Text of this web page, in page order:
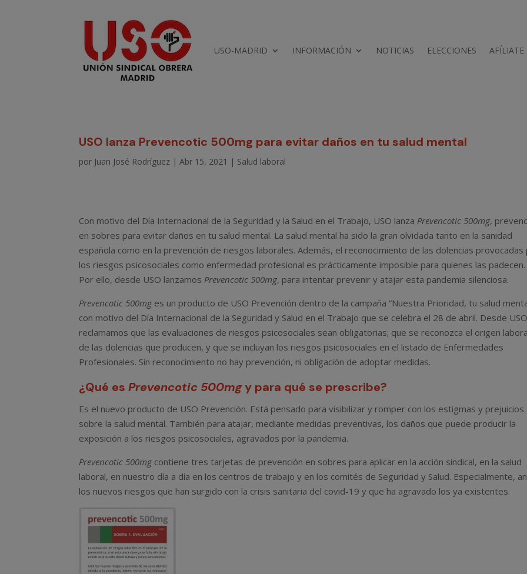
USO-MADRID INFORMACIÓN NOTICIAS ELECCIONES AFÍLIATE
USO lanza Prevencotic 500mg para evitar daños en tu salud mental
por Juan José Rodríguez |Abr 15, 2021 | Salud laboral
Con motivo del Día Internacional de la Seguridad y la Salud en el Trabajo, USO lanza Prevencotic 500mg,
en sobres para evitar daños en tu salud mental. La salud mental ha sido la gran olvidada tanto en la sanidad
española como en la prevención de riesgos laborales. Además, el reconocimiento de las dolencias provocadas
los riesgos psicosociales como enfermedad profesional es prácticamente imposible para quienes las padecen.
Por ello, desde USO lanzamos Prevencotic 500mg, para intentar prevenir y atajar esta pandemia silenciosa.
Prevencotic 500mg es un producto de USO Prevención dentro de la campaña “Nuestra Prioridad, tu salud
con motivo del Día Internacional de la Seguridad y Salud en el Trabajo que se celebra el 28 de abril. Desde
reclamamos que las evaluaciones de riesgos psicosociales sean obligatorias; que se reconozca el origen
de las dolencias que producen, y que se incluyan los riesgos psicosociales en el listado de Enfermedades
Profesionales. Sin reconocimiento no hay prevención, ni obligación de adoptar medidas.
¿Qué esPrevencotic 500mgy para qué se prescribe?
Es el nuevo producto de USO Prevención. Está pensado para visibilizar y romper con los estigmas y prejuicios
sobre la salud mental. También para atajar, mediante medidas preventivas, los daños que puede producir la
exposición a los riesgos psicosociales, agravados por la pandemia.
Prevencotic 500mg contiene tres tarjetas de prevención en sobres para aplicar en la acción sindical, en la salud
laboral, en nuestro día a día en los centros de trabajo y en los comités de Seguridad y Salud. Especialmente,
los nuevos riesgos que han surgido con la crisis sanitaria del covid-19 y que ha agravado los ya existentes.